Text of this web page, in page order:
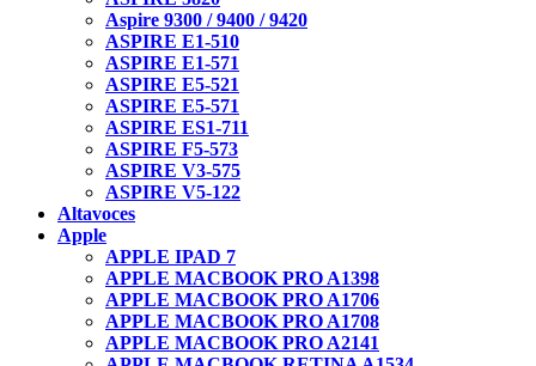
Aspire 9300 / 9400 / 9420
ASPIRE E1-510
ASPIRE E1-571
ASPIRE E5-521
ASPIRE E5-571
ASPIRE ES1-711
ASPIRE F5-573
ASPIRE V3-575
ASPIRE V5-122
Altavoces
Apple
APPLE IPAD 7
APPLE MACBOOK PRO A1398
APPLE MACBOOK PRO A1706
APPLE MACBOOK PRO A1708
APPLE MACBOOK PRO A2141